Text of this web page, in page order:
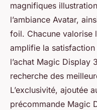
magnifiques
l’ambiance Avatar,
foil. Chacune valorise
amplifie la
l’achat Magic Display
recherche des
L’exclusivité, ajoutée
précommande Magic